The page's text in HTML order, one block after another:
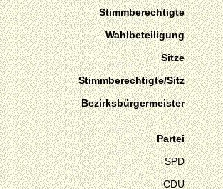
Stimmberechtigte
Wahlbeteiligung
Sitze
Stimmberechtigte/Sitz
Bezirksbürgermeister
Partei
SPD
CDU